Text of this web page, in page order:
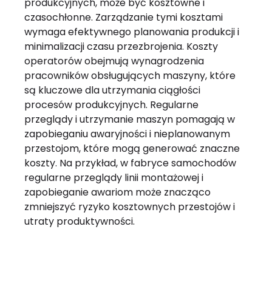
czasochłonne. Zarządzanie tymi kosztami
wymaga efektywnego planowania produkcji i
minimalizacji czasu przezbrojenia. Koszty
operatorów obejmują wynagrodzenia
pracowników obsługujących maszyny, które
są kluczowe dla utrzymania ciągłości
procesów produkcyjnych. Regularne
przeglądy i utrzymanie maszyn pomagają w
zapobieganiu awaryjności i nieplanowanym
przestojom, które mogą generować znaczne
koszty. Na przykład, w fabryce samochodów
regularne przeglądy linii montażowej i
zapobieganie awariom może znacząco
zmniejszyć ryzyko kosztownych przestojów i
utraty produktywności.